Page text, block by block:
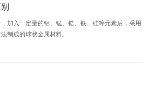
加入一定量的铝、锰、锆、铁、硅等元素后，采用
制成的球状金属材料。